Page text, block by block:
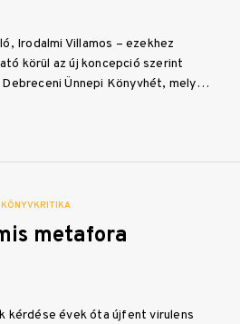
Irodalmi Villamos – ezekhez
körül az új koncepció szerint
Ünnepi Könyvhét, mely…
KÖNYVKRITIKA
metafora
kérdése évek óta újfent virulens